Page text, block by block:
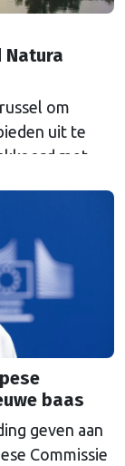
Natura
om
uit te
met
baas
geven aan
Commissie